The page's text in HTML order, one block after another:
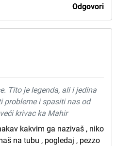
Odgovori
Tito je legenda, ali i jedina
probleme i spasiti nas od
krivac ka Mahir
kakvim ga nazivaš , niko
na tubu , pogledaj , pezzo